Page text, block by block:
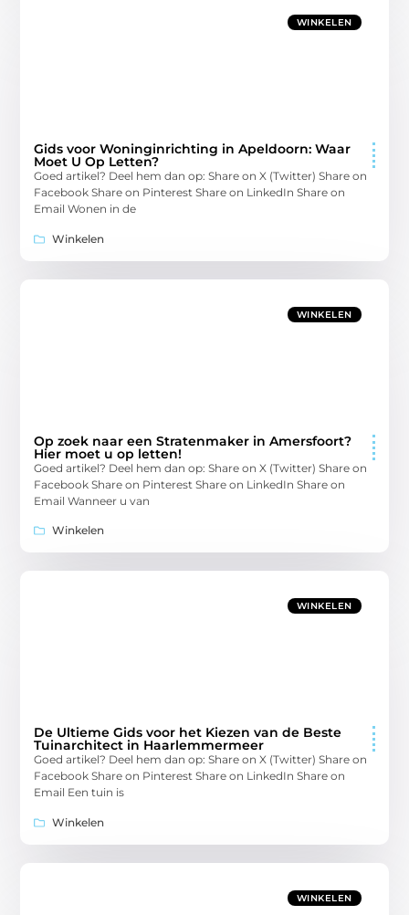
WINKELEN
Gids voor Woninginrichting in Apeldoorn: Waar
Moet U Op Letten?
Goed artikel? Deel hem dan op: Share on X (Twitter) Share on
Facebook Share on Pinterest Share on LinkedIn Share on
Email Wonen in de
Winkelen
WINKELEN
Op zoek naar een Stratenmaker in Amersfoort?
Hier moet u op letten!
Goed artikel? Deel hem dan op: Share on X (Twitter) Share on
Facebook Share on Pinterest Share on LinkedIn Share on
Email Wanneer u van
Winkelen
WINKELEN
De Ultieme Gids voor het Kiezen van de Beste
Tuinarchitect in Haarlemmermeer
Goed artikel? Deel hem dan op: Share on X (Twitter) Share on
Facebook Share on Pinterest Share on LinkedIn Share on
Email Een tuin is
Winkelen
WINKELEN